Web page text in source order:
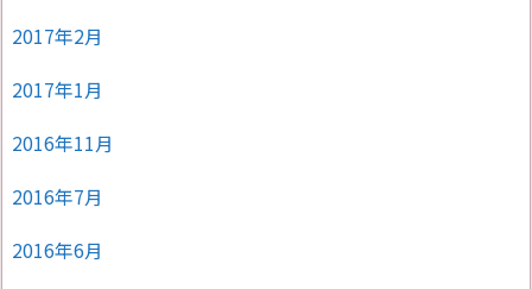
2017年2月
2017年1月
2016年11月
2016年7月
2016年6月